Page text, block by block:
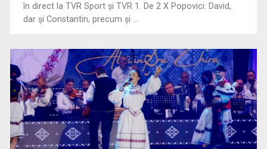
Angajările din sănătate vor fi deblocate
în direct la TVR Sport şi TVR 1. De 2 X Popovici: David,
dar şi Constantin, precum şi ...